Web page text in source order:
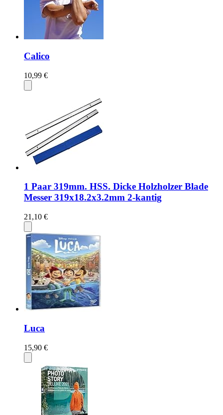
Calico
10,99 €
1 Paar 319mm. HSS. Dicke Holzholzer Blade
Messer 319x18.2x3.2mm 2-kantig
21,10 €
Luca
15,90 €